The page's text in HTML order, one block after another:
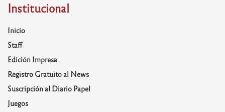
Institucional
Inicio
Staff
Edición Impresa
Registro Gratuito al News
Suscripción al Diario Papel
Juegos